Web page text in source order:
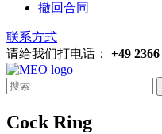
撤回合同
联系方式
请给我们打电话： +49
Cock Ring